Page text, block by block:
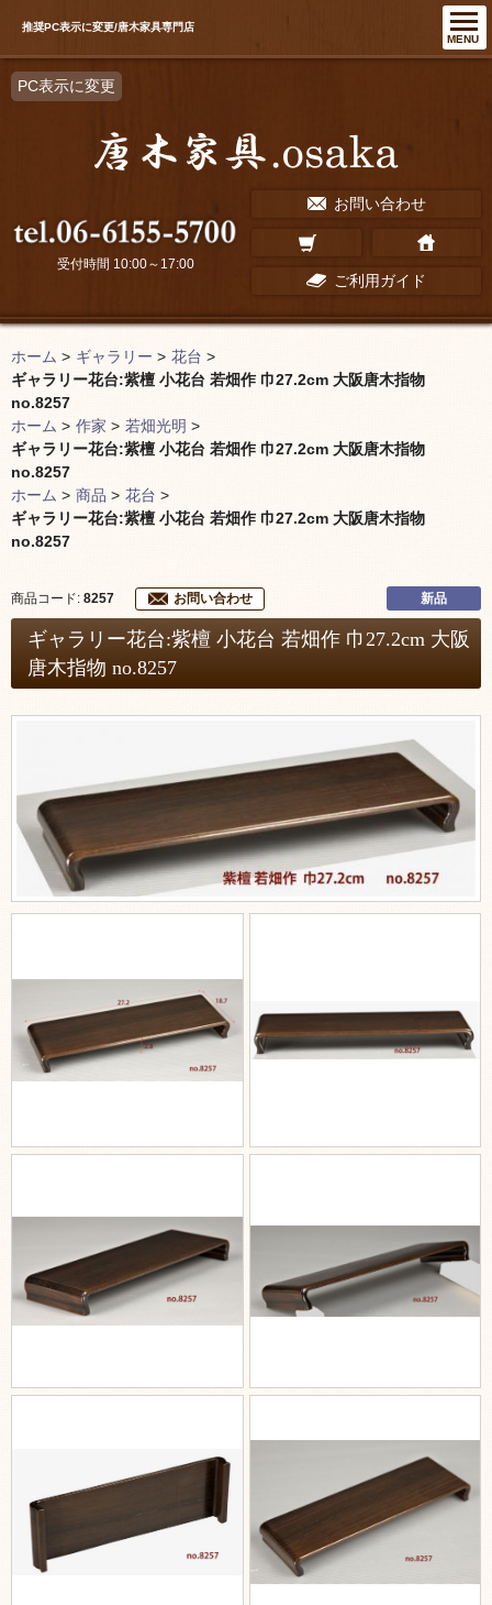
MENU
推奨PC表示に変更/唐木家具専門店
PC表示に変更
お問い合わせ
ご利用ガイド
受付時間 10:00～17:00
ホーム > ギャラリー > 花台 >
ギャラリー花台:紫檀 小花台 若畑作 巾27.2cm 大阪唐木指物
no.8257
ホーム > 作家 > 若畑光明 >
ギャラリー花台:紫檀 小花台 若畑作 巾27.2cm 大阪唐木指物
no.8257
ホーム > 商品 > 花台 >
ギャラリー花台:紫檀 小花台 若畑作 巾27.2cm 大阪唐木指物
no.8257
商品コード: 8257 お問い合わせ 新品
ギャラリー花台:紫檀 小花台 若畑作 巾27.2cm 大阪
唐木指物 no.8257